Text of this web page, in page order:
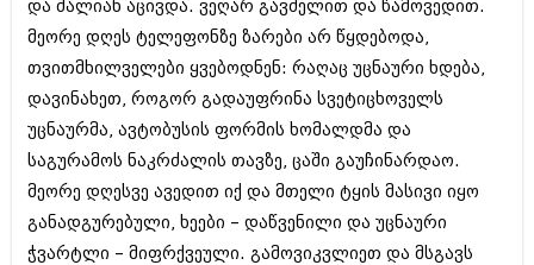
და ძალიან აცივდა. ვეღარ გავძელით და წამოვედით.
მეორე დღეს ტელეფონზე ზარები არ წყდებოდა,
თვითმხილველები ყვებოდნენ: რაღაც უცნაური ხდება,
დავინახეთ, როგორ გადაუფრინა სვეტიცხოველს
უცნაურმა, ავტობუსის ფორმის ხომალდმა და
საგურამოს ნაკრძალის თავზე, ცაში გაუჩინარდაო.
მეორე დღესვე ავედით იქ და მთელი ტყის მასივი იყო
განადგურებული, ხეები – დაწვენილი და უცნაური
ჭვარტლი – მიფრქვეული. გამოვიკვლიეთ და მსგავს